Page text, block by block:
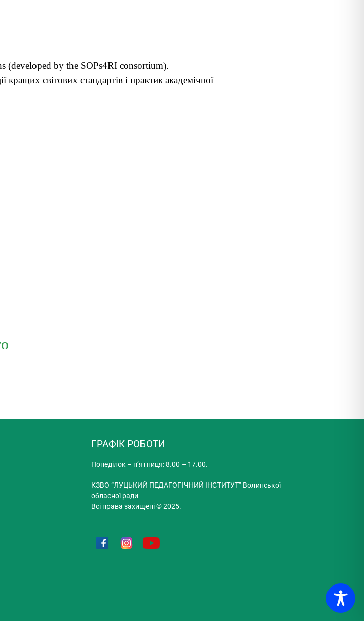
(developed by the SOPs4RI consortium).
світових стандартів і практик академічної
ГРАФІК РОБОТИ
Понеділок – п’ятниця: 8.00 – 17.00.
КЗВО “ЛУЦЬКИЙ ПЕДАГОГІЧНИЙ ІНСТИТУТ” Волинської
обласної ради
Всі права захищені © 2025.